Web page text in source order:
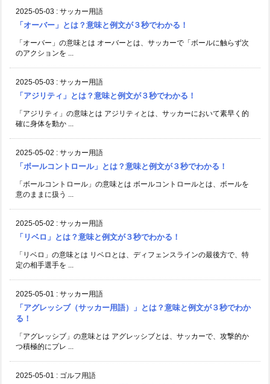
2025-05-03 : サッカー用語
「オーバー」とは？意味と例文が３秒でわかる！
「オーバー」の意味とは オーバーとは、サッカーで「ボールに触らず次
のアクションを ...
2025-05-03 : サッカー用語
「アジリティ」とは？意味と例文が３秒でわかる！
「アジリティ」の意味とは アジリティとは、サッカーにおいて素早く的
確に身体を動か ...
2025-05-02 : サッカー用語
「ボールコントロール」とは？意味と例文が３秒でわかる！
「ボールコントロール」の意味とは ボールコントロールとは、ボールを
意のままに扱う ...
2025-05-02 : サッカー用語
「リベロ」とは？意味と例文が３秒でわかる！
「リベロ」の意味とは リベロとは、ディフェンスラインの最後方で、特
定の相手選手を ...
2025-05-01 : サッカー用語
「アグレッシブ（サッカー用語）」とは？意味と例文が３秒でわか
る！
「アグレッシブ」の意味とは アグレッシブとは、サッカーで、攻撃的か
つ積極的にプレ ...
2025-05-01 : ゴルフ用語